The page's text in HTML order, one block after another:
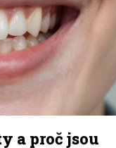
a proč jsou